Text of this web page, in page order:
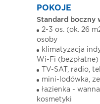
POKOJE
Standard boczny
2-3 os. (ok. 26
osoby
klimatyzacja
Wi-Fi (bezpłatne)
TV-SAT, radio,
mini-lodówka,
łazienka -
kosmetyki